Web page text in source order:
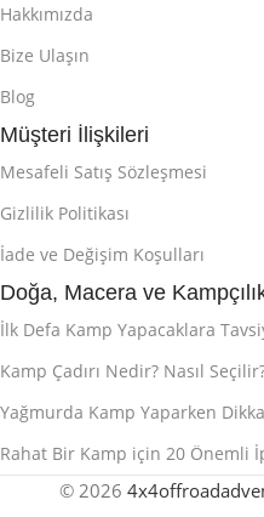
Hakkımızda
Bize Ulaşın
Blog
Müşteri İlişkileri
Mesafeli Satış Sözleşmesi
Gizlilik Politikası
İade ve Değişim Koşulları
Doğa, Macera ve
İlk Defa Kamp Yapacaklara
Kamp Çadırı Nedir? Nasıl
Yağmurda Kamp Yaparken
Rahat Bir Kamp için 20 Önemli
© 2026